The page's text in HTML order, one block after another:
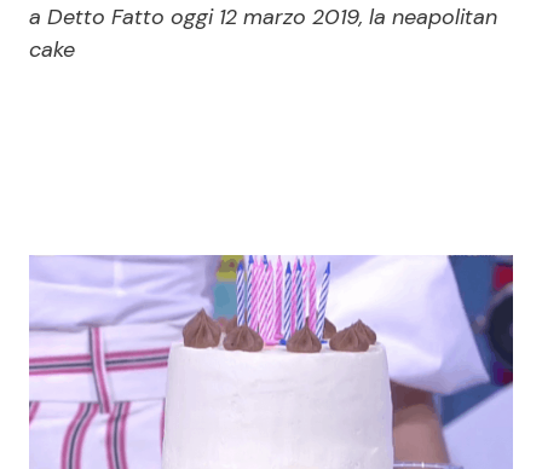
Politica
News Cinema
News Musica
News Spettacolo
News dal mondo
a Detto Fatto oggi 12 marzo 2019, la neapolitan
cake